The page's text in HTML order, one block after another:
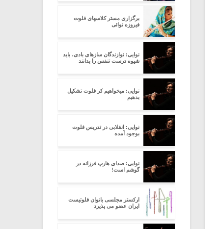
برگزاری مستر کلاسهای فلوت
فیروزه نوائی
نوایی: نوازندگان سازهای بادی، باید
شیوه درست تنفس را بدانند
نوایی: میخواهیم کر فلوت تشکیل
بدهیم
نوایی: انقلابی در تدریس فلوت
بوجود آمده
نوایی: صدای هارپ فرزانه در
گوشم است!
ارکستر مجلسی بانوان فلوتیست
ایران عضو می پذیرد